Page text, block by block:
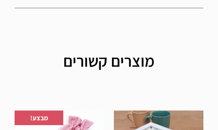
מוצרים קשורים
מבצע!